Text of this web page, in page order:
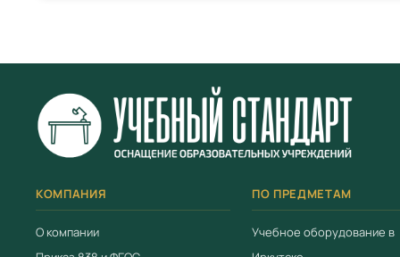
КОМПАНИЯ
О компании
ПО ПРЕДМЕТАМ
Учебное оборудование в